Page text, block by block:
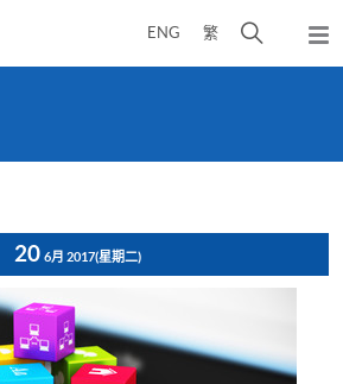
ENG 繁
开
弹
出
20 6月 2017(星期二)